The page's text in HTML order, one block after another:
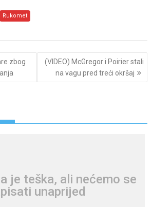
Rukomet
zbog
(VIDEO) McGregor i Poirier stali
na vagu pred treći okršaj
je teška, ali nećemo se
unaprijed